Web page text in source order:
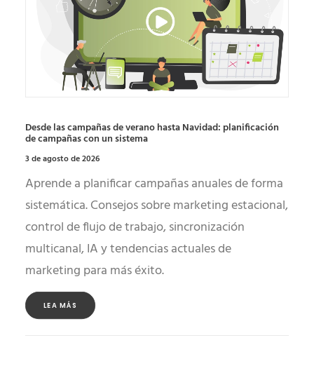
Desde las campañas de verano hasta Navidad: planificación
de campañas con un sistema
3 de agosto de 2026
Aprende a planificar campañas anuales de forma
sistemática. Consejos sobre marketing estacional,
control de flujo de trabajo, sincronización
multicanal, IA y tendencias actuales de
marketing para más éxito.
LEA MÁS